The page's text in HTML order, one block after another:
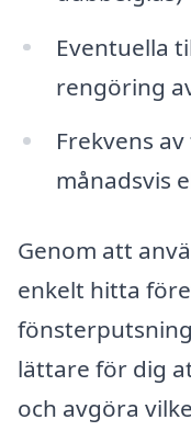
Eventuella
rengöring
Frekvens
månadsvis
Genom att
enkelt hitta
lättare för dig
och avgöra